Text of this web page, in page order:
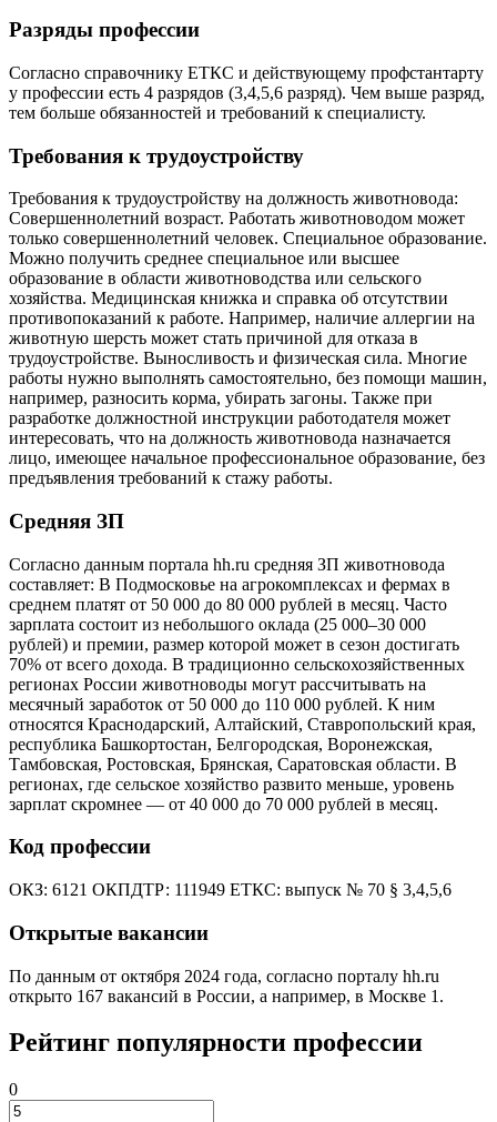
Разряды профессии
Согласно справочнику ЕТКС и действующему профстантарту
у профессии есть 4 разрядов (3,4,5,6 разряд). Чем выше разряд,
тем больше обязанностей и требований к специалисту.
Требования к трудоустройству
Требования к трудоустройству на должность животновода:
Совершеннолетний возраст. Работать животноводом может
только совершеннолетний человек. Специальное образование.
Можно получить среднее специальное или высшее
образование в области животноводства или сельского
хозяйства. Медицинская книжка и справка об отсутствии
противопоказаний к работе. Например, наличие аллергии на
животную шерсть может стать причиной для отказа в
трудоустройстве. Выносливость и физическая сила. Многие
работы нужно выполнять самостоятельно, без помощи машин,
например, разносить корма, убирать загоны. Также при
разработке должностной инструкции работодателя может
интересовать, что на должность животновода назначается
лицо, имеющее начальное профессиональное образование, без
предъявления требований к стажу работы.
Средняя ЗП
Согласно данным портала hh.ru средняя ЗП животновода
составляет: В Подмосковье на агрокомплексах и фермах в
среднем платят от 50 000 до 80 000 рублей в месяц. Часто
зарплата состоит из небольшого оклада (25 000–30 000
рублей) и премии, размер которой может в сезон достигать
70% от всего дохода. В традиционно сельскохозяйственных
регионах России животноводы могут рассчитывать на
месячный заработок от 50 000 до 110 000 рублей. К ним
относятся Краснодарский, Алтайский, Ставропольский края,
республика Башкортостан, Белгородская, Воронежская,
Тамбовская, Ростовская, Брянская, Саратовская области. В
регионах, где сельское хозяйство развито меньше, уровень
зарплат скромнее — от 40 000 до 70 000 рублей в месяц.
Код профессии
ОКЗ: 6121 ОКПДТР: 111949 ЕТКС: выпуск № 70 § 3,4,5,6
Открытые вакансии
По данным от октября 2024 года, согласно порталу hh.ru
открыто 167 вакансий в России, а например, в Москве 1.
Рейтинг популярности профессии
0